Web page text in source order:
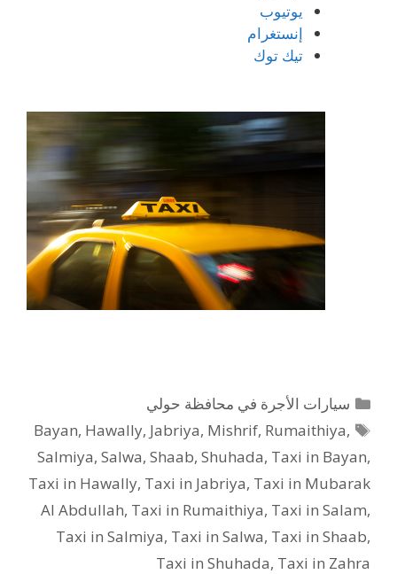
يوتيوب
إنستغرام
تيك توك
التصنيفات
سيارات الأجرة في محافظة حولي
الوسوم
Bayan, Hawally, Jabriya, Mishrif, Rumaithiya,
Salmiya, Salwa, Shaab, Shuhada, Taxi in Bayan,
Taxi in Hawally, Taxi in Jabriya, Taxi in Mubarak
Al Abdullah, Taxi in Rumaithiya, Taxi in Salam,
Taxi in Salmiya, Taxi in Salwa, Taxi in Shaab,
Taxi in Shuhada, Taxi in Zahra